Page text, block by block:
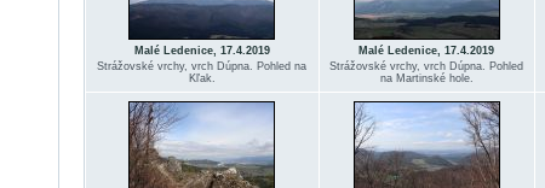
Malé Ledenice, 17.4.2019
Strážovské vrchy, vrch Dúpna. Pohled na
Kľak.
Malé Ledenice, 17.4.2019
Strážovské vrchy, vrch Dúpna. Pohled
na Martinské hole.